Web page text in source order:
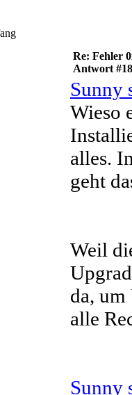
Re: Fehler
Antwort
Sunny
Wieso
alles.
geht
Weil
da, um
alle
Sunny